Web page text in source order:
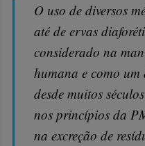
O uso de diversos
até de ervas
considerado na
humana e como um
desde muitos
nos princípios da
na excreção de